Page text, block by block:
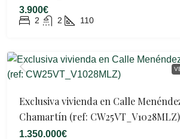
3.900€
2 2 110
Exclusiva vivienda en Calle
Chamartín (ref: CW25VT_V1028MLZ)
1.350.000€